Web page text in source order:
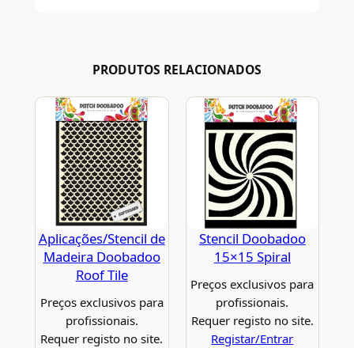
PRODUTOS RELACIONADOS
Aplicações/Stencil de
Madeira Doobadoo
Roof Tile
Preços exclusivos para
profissionais.
Requer registo no site.
Stencil Doobadoo
15×15 Spiral
Preços exclusivos para
profissionais.
Requer registo no site.
Registar/Entrar